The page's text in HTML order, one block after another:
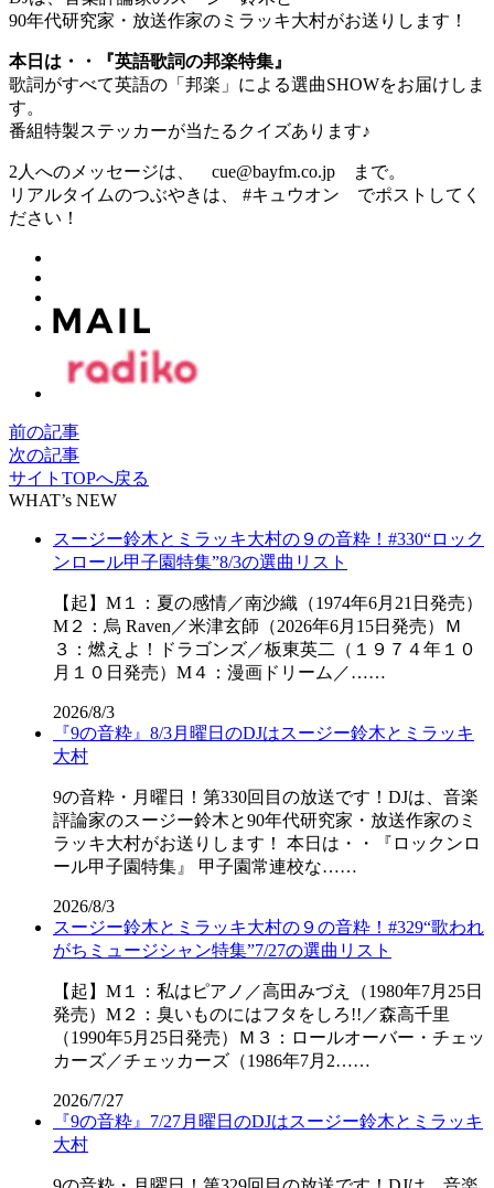
90年代研究家・放送作家のミラッキ大村がお送りします！
本日は・・『英語歌詞の邦楽特集』
歌詞がすべて英語の「邦楽」による選曲SHOWをお届けしま
す。
番組特製ステッカーが当たるクイズあります♪
2人へのメッセージは、 cue@bayfm.co.jp まで。
リアルタイムのつぶやきは、 #キュウオン でポストしてく
ださい！
前の記事
次の記事
サイトTOPへ戻る
WHAT’s NEW
スージー鈴木とミラッキ大村の９の音粋！#330“ロック
ンロール甲子園特集”8/3の選曲リスト
【起】M１：夏の感情／南沙織（1974年6月21日発売）
M２：烏 Raven／米津玄師（2026年6月15日発売）Ｍ
３：燃えよ！ドラゴンズ／板東英二（１９７４年１０
月１０日発売）M４：漫画ドリーム／……
2026/8/3
『9の音粋』8/3月曜日のDJはスージー鈴木とミラッキ
大村
9の音粋・月曜日！第330回目の放送です！DJは、音楽
評論家のスージー鈴木と90年代研究家・放送作家のミ
ラッキ大村がお送りします！ 本日は・・『ロックンロ
ール甲子園特集』 甲子園常連校な……
2026/8/3
スージー鈴木とミラッキ大村の９の音粋！#329“歌われ
がちミュージシャン特集”7/27の選曲リスト
【起】M１：私はピアノ／高田みづえ（1980年7月25日
発売）M２：臭いものにはフタをしろ!!／森高千里
（1990年5月25日発売）Ｍ３：ロールオーバー・チェッ
カーズ／チェッカーズ（1986年7月2……
2026/7/27
『9の音粋』7/27月曜日のDJはスージー鈴木とミラッキ
大村